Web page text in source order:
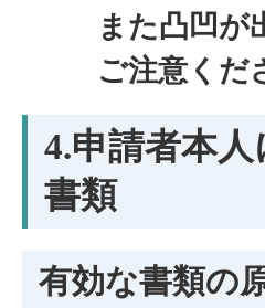
また凸凹が
ご注意くだ
4.申請者本
書類
有効な書類の